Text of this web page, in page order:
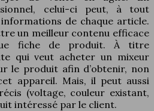
celui-ci peut, à tout
de chaque article.
un meilleur contenu efficace
fiche de produit. À titre
qui veut acheter un mixeur
le produit afin d’obtenir, non
appareil. Mais, il peut aussi
(voltage, couleur existant,
intéressé par le client.